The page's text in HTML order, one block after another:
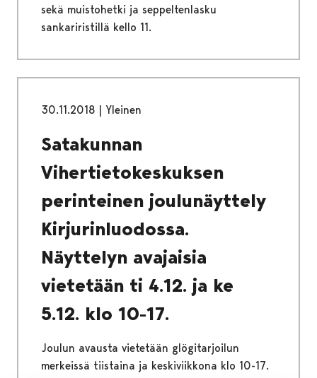
sekä muistohetki ja seppeltenlasku
sankariristillä kello 11.
30.11.2018 Yleinen
Satakunnan
Vihertietokeskuksen
perinteinen joulunäyttely
Kirjurinluodossa.
Näyttelyn avajaisia
vietetään ti 4.12. ja ke
5.12. klo 10-17.
Joulun avausta vietetään glögitarjoilun
merkeissä tiistaina ja keskiviikkona klo 10-17.